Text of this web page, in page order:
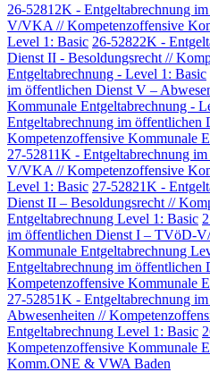
26-52812K - Entgeltabrechnung
V/VKA // Kompetenzoffensive
Level 1: Basic 26-52822K -
Dienst II - Besoldungsrecht //
Entgeltabrechnung - Level 1: Basic
im öffentlichen Dienst V –
Kommunale Entgeltabrechnung -
Entgeltabrechnung im öffentlichen
Kompetenzoffensive Kommunale
27-52811K - Entgeltabrechnung
V/VKA // Kompetenzoffensive
Level 1: Basic 27-52821K -
Dienst II – Besoldungsrecht //
Entgeltabrechnung Level 1: Basic
im öffentlichen Dienst I – TVöD-
Kommunale Entgeltabrechnung
Entgeltabrechnung im öffentlichen
Kompetenzoffensive Kommunale
27-52851K - Entgeltabrechnung
Abwesenheiten //
Entgeltabrechnung Level 1: Basic
Kompetenzoffensive Kommunale
Komm.ONE & VWA Baden